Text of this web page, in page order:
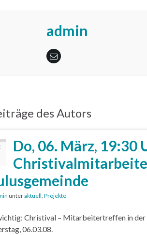
admin
des Autors
Do, 06. März, 19:30
unteraktuell, Projekte
Christival – Mitarbeitertreffen in der
06.03.08.